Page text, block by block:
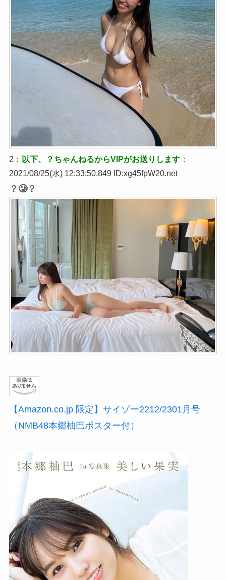
2： 以下、？ちゃんねるからVIPがお送りします：
2021/08/25(水) 12:33:50.849 ID:xg45fpW20.net
？🥲？
【Amazon.co.jp 限定】サイゾー2212/2301月号
（NMB48本郷柚巴ポスター付）